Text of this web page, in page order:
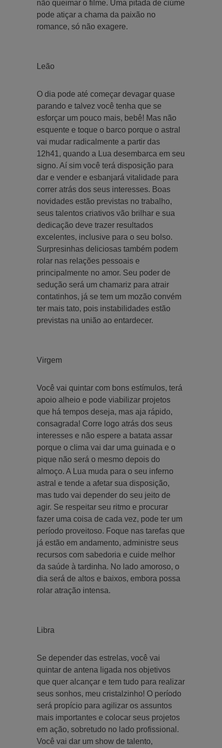
não queimar o filme. Uma pitada de ciúme
pode atiçar a chama da paixão no
romance, só não exagere.
Leão
O dia pode até começar devagar quase
parando e talvez você tenha que se
esforçar um pouco mais, bebê! Mas não
esquente e toque o barco porque o astral
vai mudar radicalmente a partir das
12h41, quando a Lua desembarca em seu
signo. Aí sim você terá disposição para
dar e vender e esbanjará vitalidade para
correr atrás dos seus interesses. Boas
novidades estão previstas no trabalho,
seus talentos criativos vão brilhar e sua
dedicação deve trazer resultados
excelentes, inclusive para o seu bolso.
Surpresinhas deliciosas também podem
rolar nas relações pessoais e
principalmente no amor. Seu poder de
sedução será um chamariz para atrair
contatinhos, já se tem um mozão convém
ter mais tato, pois instabilidades estão
previstas na união ao entardecer.
Virgem
Você vai quintar com bons estímulos, terá
apoio alheio e pode viabilizar projetos
que há tempos deseja, mas aja rápido,
consagrada! Corre logo atrás dos seus
interesses e não espere a batata assar
porque o clima vai dar uma guinada e o
pique não será o mesmo depois do
almoço. A Lua muda para o seu inferno
astral e tende a afetar sua disposição,
mas tudo vai depender do seu jeito de
agir. Se respeitar seu ritmo e procurar
fazer uma coisa de cada vez, pode ter um
período proveitoso. Foque nas tarefas que
já estão em andamento, administre seus
recursos com sabedoria e cuide melhor
da saúde à tardinha. No lado amoroso, o
dia será de altos e baixos, embora possa
rolar atração intensa.
Libra
Se depender das estrelas, você vai
quintar de antena ligada nos objetivos
que quer alcançar e tem tudo para realizar
seus sonhos, meu cristalzinho! O período
será propício para agilizar os assuntos
mais importantes e colocar seus projetos
em ação, sobretudo no lado profissional.
Você vai dar um show de talento,